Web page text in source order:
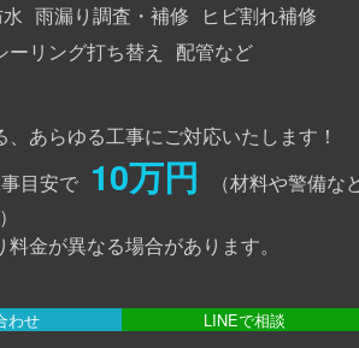
雨漏り調査・補修
ヒビ割れ補修
ーリング打ち替え
配管など
あらゆる工事にご対応いたします！
目安で 10万円
（材料や警備な
金が異なる場合があります。
わせ LINEで相談